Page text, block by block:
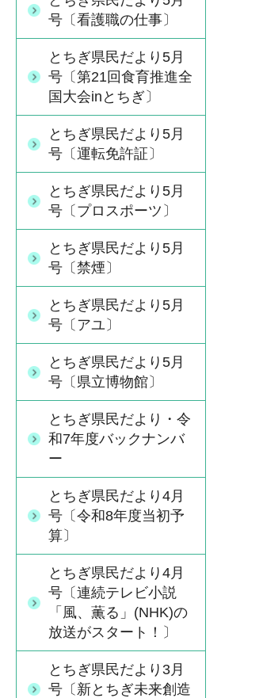
号〔看護職の仕事〕
とちぎ県民だより5月
号〔第21回食育推進全
国大会inとちぎ〕
とちぎ県民だより5月
号〔運転免許証〕
とちぎ県民だより5月
号〔プロスポーツ〕
とちぎ県民だより5月
号〔禁煙〕
とちぎ県民だより5月
号〔アユ〕
とちぎ県民だより5月
号〔県立博物館〕
とちぎ県民だより・令
和7年度バックナンバ
ー
とちぎ県民だより4月
号〔令和8年度当初予
算〕
とちぎ県民だより4月
号〔連続テレビ小説
「風、薫る」(NHK)の
放送がスタート！〕
とちぎ県民だより3月
号〔新とちぎ未来創造